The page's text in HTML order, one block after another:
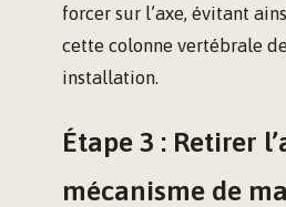
forcer sur l’axe, évitant
cette colonne vertébrale
installation.
Étape 3 : Retirer
mécanisme de